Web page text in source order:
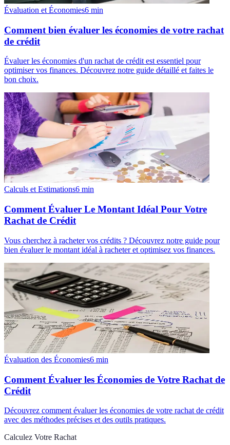
Évaluation et Économies6 min
Comment bien évaluer les économies de votre rachat
de crédit
Évaluer les économies d'un rachat de crédit est essentiel pour
optimiser vos finances. Découvrez notre guide détaillé et faites le
bon choix.
Calculs et Estimations6 min
Comment Évaluer Le Montant Idéal Pour Votre
Rachat de Crédit
Vous cherchez à racheter vos crédits ? Découvrez notre guide pour
bien évaluer le montant idéal à racheter et optimisez vos finances.
Évaluation des Économies6 min
Comment Évaluer les Économies de Votre Rachat de
Crédit
Découvrez comment évaluer les économies de votre rachat de crédit
avec des méthodes précises et des outils pratiques.
Calculez Votre Rachat